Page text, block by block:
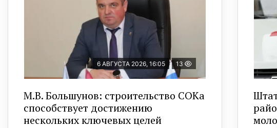
6 АВГУСТА 2026, 16:05 13
М.В. Большунов: строительство СОКа
способствует достижению
нескольких ключевых целей